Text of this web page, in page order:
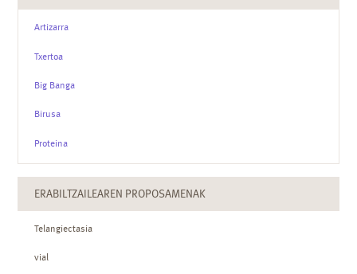
Artizarra
Txertoa
Big Banga
Birusa
Proteina
ERABILTZAILEAREN PROPOSAMENAK
Telangiectasia
vial